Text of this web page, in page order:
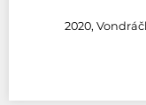
2020,